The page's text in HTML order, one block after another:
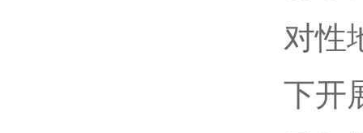
对性
下开